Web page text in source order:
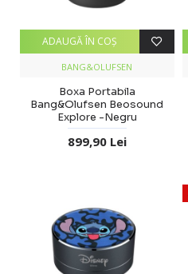
BANG&OLUFSEN
Boxa Portabila
Bang&Olufsen Beosound
Explore -Negru
899,90 Lei
ADAUGĂ ÎN COŞ